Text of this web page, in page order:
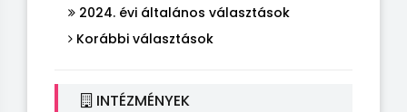
2024. évi általános választások
Korábbi választások
INTÉZMÉNYEK